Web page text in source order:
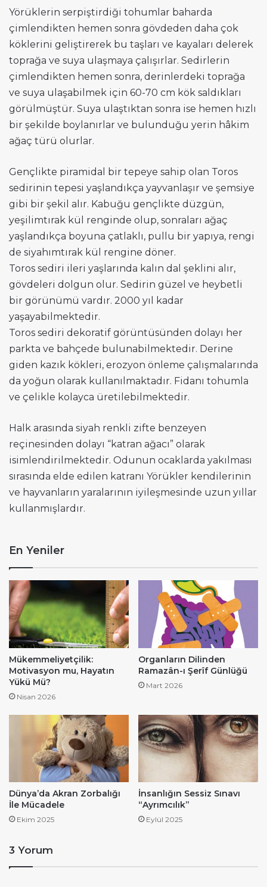
Yörüklerin serpiştirdiği tohumlar baharda
çimlendikten hemen sonra gövdeden daha çok
köklerini geliştirerek bu taşları ve kayaları delerek
toprağa ve suya ulaşmaya çalışırlar. Sedirlerin
çimlendikten hemen sonra, derinlerdeki toprağa
ve suya ulaşabilmek için 60-70 cm kök saldıkları
görülmüştür. Suya ulaştıktan sonra ise hemen hızlı
bir şekilde boylanırlar ve bulunduğu yerin hâkim
ağaç türü olurlar.
Gençlikte piramidal bir tepeye sahip olan Toros
sedirinin tepesi yaşlandıkça yayvanlaşır ve şemsiye
gibi bir şekil alır. Kabuğu gençlikte düzgün,
yeşilimtırak kül renginde olup, sonraları ağaç
yaşlandıkça boyuna çatlaklı, pullu bir yapıya, rengi
de siyahımtırak kül rengine döner.
Toros sediri ileri yaşlarında kalın dal şeklini alır,
gövdeleri dolgun olur. Sedirin güzel ve heybetli
bir görünümü vardır. 2000 yıl kadar
yaşayabilmektedir.
Toros sediri dekoratif görüntüsünden dolayı her
parkta ve bahçede bulunabilmektedir. Derine
giden kazık kökleri, erozyon önleme çalışmalarında
da yoğun olarak kullanılmaktadır. Fidanı tohumla
ve çelikle kolayca üretilebilmektedir.
Halk arasında siyah renkli zifte benzeyen
reçinesinden dolayı “katran ağacı” olarak
isimlendirilmektedir. Odunun ocaklarda yakılması
sırasında elde edilen katranı Yörükler kendilerinin
ve hayvanların yaralarının iyileşmesinde uzun yıllar
kullanmışlardır.
En Yeniler
Mükemmeliyetçilik:
Motivasyon mu, Hayatın
Yükü Mü?
Nisan 2026
Organların Dilinden
Ramazân-ı Şerîf Günlüğü
Mart 2026
Dünya’da Akran Zorbalığı
İle Mücadele
Ekim 2025
İnsanlığın Sessiz Sınavı
“Ayrımcılık”
Eylül 2025
3 Yorum